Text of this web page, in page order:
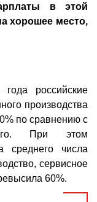
в этой
хорошее место,
российские
производства
по сравнению с
го. При этом
среднего числа
сервисное
60%.